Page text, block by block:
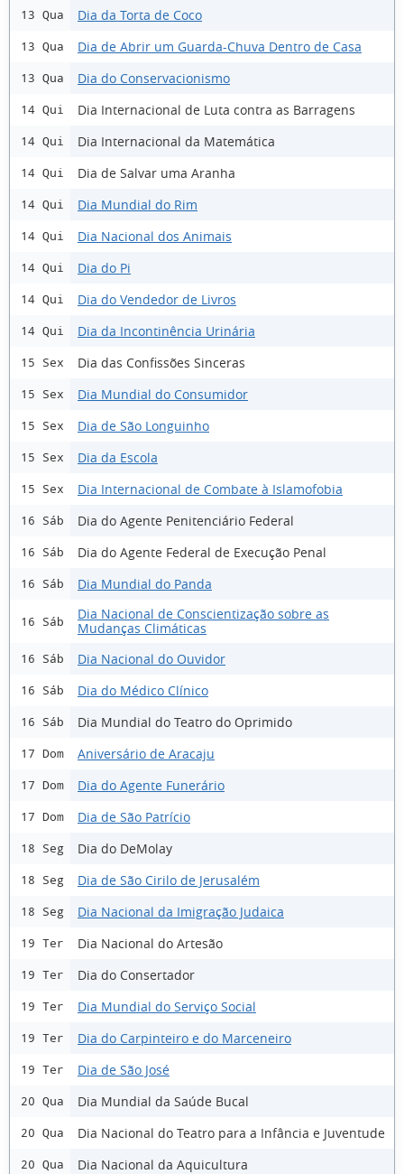
13 Qua Dia da Torta de Coco
13 Qua Dia de Abrir um Guarda-Chuva Dentro de Casa
13 Qua Dia do Conservacionismo
14 Qui Dia Internacional de Luta contra as Barragens
14 Qui Dia Internacional da Matemática
14 Qui Dia de Salvar uma Aranha
14 Qui Dia Mundial do Rim
14 Qui Dia Nacional dos Animais
14 Qui Dia do Pi
14 Qui Dia do Vendedor de Livros
14 Qui Dia da Incontinência Urinária
15 Sex Dia das Confissões Sinceras
15 Sex Dia Mundial do Consumidor
15 Sex Dia de São Longuinho
15 Sex Dia da Escola
15 Sex Dia Internacional de Combate à Islamofobia
16 Sáb Dia do Agente Penitenciário Federal
16 Sáb Dia do Agente Federal de Execução Penal
16 Sáb Dia Mundial do Panda
16 Sáb
Dia Nacional de Conscientização sobre as
Mudanças Climáticas
16 Sáb Dia Nacional do Ouvidor
16 Sáb Dia do Médico Clínico
16 Sáb Dia Mundial do Teatro do Oprimido
17 Dom Aniversário de Aracaju
17 Dom Dia do Agente Funerário
17 Dom Dia de São Patrício
18 Seg Dia do DeMolay
18 Seg Dia de São Cirilo de Jerusalém
18 Seg Dia Nacional da Imigração Judaica
19 Ter Dia Nacional do Artesão
19 Ter Dia do Consertador
19 Ter Dia Mundial do Serviço Social
19 Ter Dia do Carpinteiro e do Marceneiro
19 Ter Dia de São José
20 Qua Dia Mundial da Saúde Bucal
20 Qua Dia Nacional do Teatro para a Infância e Juventude
20 Qua Dia Nacional da Aquicultura